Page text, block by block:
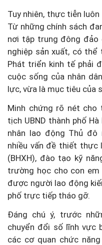
Tuy nhiên, thực tiễn
Từ những chính sách
nơi tập trung đông đảo
nghiệp sản xuất, có
Phát triển kinh tế phải
cuộc sống của nhân
lực, vừa là mục tiêu của
Minh chứng rõ nét cho
tịch UBND thành phố
nhân lao động Thủ đô
nhiều vấn đề thiết thực
(BHXH), đào tạo kỹ
trường học cho con em
được người lao động
phố trực tiếp tháo gỡ.
Đáng chú ý, trước
chuyển đổi số lĩnh vực
các cơ quan chức